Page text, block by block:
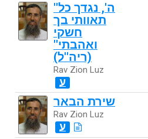
''ה', נגדך כל
תאוותי בך
חשקי
ואהבתי''
(ריה''ל)
Rav Zion Luz
ע
שירת הבאר
Rav Zion Luz
ע